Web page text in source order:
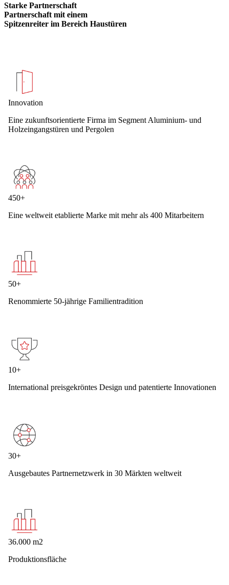
Starke Partnerschaft
Partnerschaft mit einem
Spitzenreiter im Bereich Haustüren
Innovation
Eine zukunftsorientierte Firma im Segment Aluminium- und
Holzeingangstüren und Pergolen
450+
Eine weltweit etablierte Marke mit mehr als 400 Mitarbeitern
50+
Renommierte 50-jährige Familientradition
10+
International preisgekröntes Design und patentierte Innovationen
30+
Ausgebautes Partnernetzwerk in 30 Märkten weltweit
36.000 m2
Produktionsfläche